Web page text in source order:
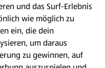
und das Surf-Erlebnis
wie möglich zu
ein, die dein
um daraus
zu gewinnen, auf